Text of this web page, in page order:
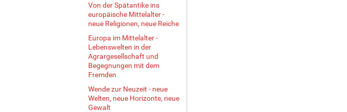
Von der Spätantike ins
europäische Mittelalter -
neue Religionen, neue Reiche
Europa im Mittelalter -
Lebenswelten in der
Agrargesellschaft und
Begegnungen mit dem
Fremden
Wende zur Neuzeit - neue
Welten, neue Horizonte, neue
Gewalt